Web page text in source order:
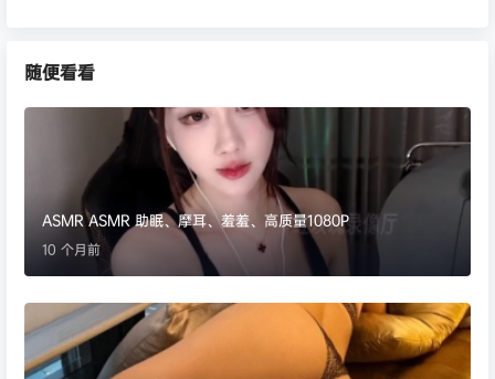
随便看看
ASMR ASMR 助眠、摩耳、羞羞、高质量1080P
10 个月前